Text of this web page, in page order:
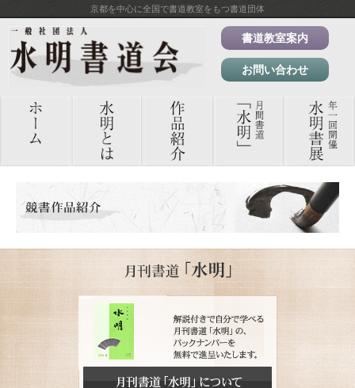
京都を中心に全国で書道教室をもつ書道団体
書道教室案内
お問い合わせ